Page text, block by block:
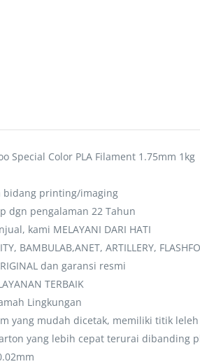
Special Color PLA Filament 1.75mm 1kg
bidang printing/imaging
dgn pengalaman 22 Tahun
kami MELAYANI DARI HATI
BAMBULAB,ANET, ARTILLERY,
dan garansi resmi
TERBAIK
Lingkungan
yang mudah dicetak, memiliki titik
yang lebih cepat terurai